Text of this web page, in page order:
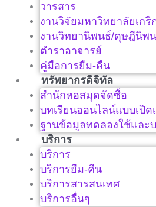
วารสาร
งานวิจัยมหาวิทยาลัยเกริ
งานวิทยานิพนธ์/ดุษฎีนิพ
ตำราอาจารย์
คู่มือการยืม-คืน
ทรัพยากรดิจิทัล
สำนักหอสมุดจัดซื้อ
บทเรียนออนไลน์แบบเปิ
ฐานข้อมูลทดลองใช้และ
บริการ
บริการ
บริการยืม-คืน
บริการสารสนเทศ
บริการอื่นๆ